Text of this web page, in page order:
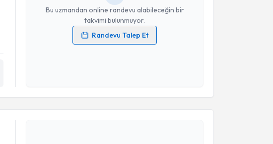
Bu uzmandan online randevu alabileceğin bir
takvimi bulunmuyor.
Randevu Talep Et
Kişisel verilerimin işlenmesine ilişkinAydınlatma Metni
Takvim Talebini Gönder
Randevu Takvimi Talebi
Psk. Dan. Beyza Batırbek